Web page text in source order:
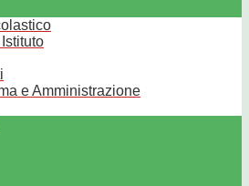
e Amministrazione